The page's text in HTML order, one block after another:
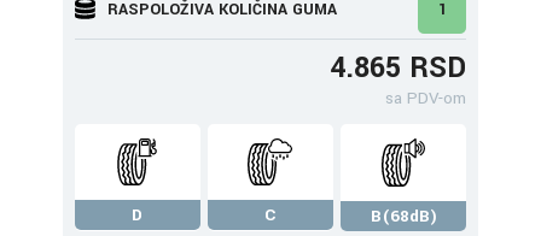
RASPOLOŽIVA KOLIČINA GUMA 1
4.865 RSD
sa PDV-om
D C
B(68dB)